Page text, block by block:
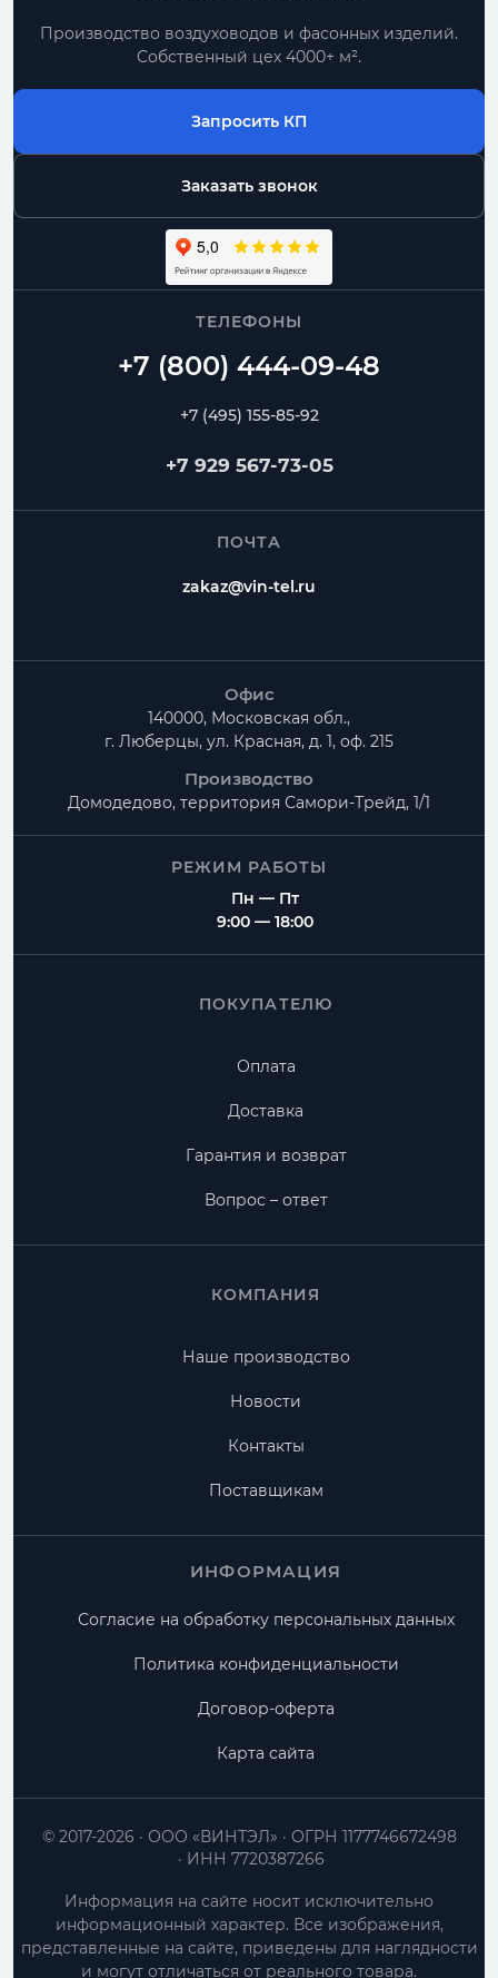
Производство воздуховодов и фасонных изделий.
Собственный цех 4000+ м².
Запросить КП
Заказать звонок
ТЕЛЕФОНЫ
+7 (495) 155-85-92
+7 929 567-73-05
ПОЧТА
zakaz@vin-tel.ru
Офис
140000, Московская обл.,
г. Люберцы, ул. Красная, д. 1, оф. 215
Производство
Домодедово, территория Самори-Трейд, 1/1
РЕЖИМ РАБОТЫ
Пн — Пт
9:00 — 18:00
ПОКУПАТЕЛЮ
Оплата
Доставка
Гарантия и возврат
Вопрос – ответ
КОМПАНИЯ
Наше производство
Новости
Контакты
Поставщикам
ИНФОРМАЦИЯ
Согласие на обработку персональных данных
Политика конфиденциальности
Договор-оферта
Карта сайта
ООО «ВИНТЭЛ»
ОГРН 1177746672498
ИНН 7720387266
© 2017-2026
Информация на сайте носит исключительно
информационный характер. Все изображения,
представленные на сайте, приведены для наглядности
и могут отличаться от реального товара.